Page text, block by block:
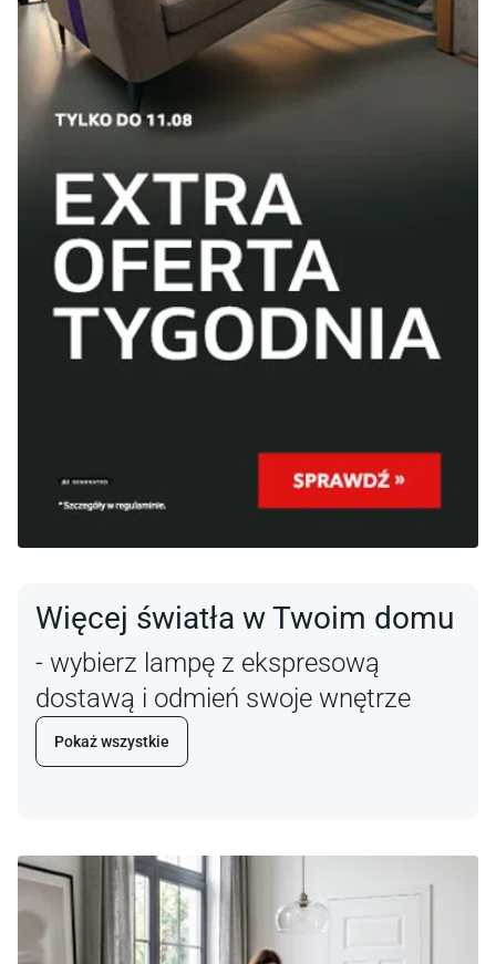
Więcej światła w Twoim domu
- wybierz lampę z ekspresową
dostawą i odmień swoje wnętrze
Pokaż wszystkie